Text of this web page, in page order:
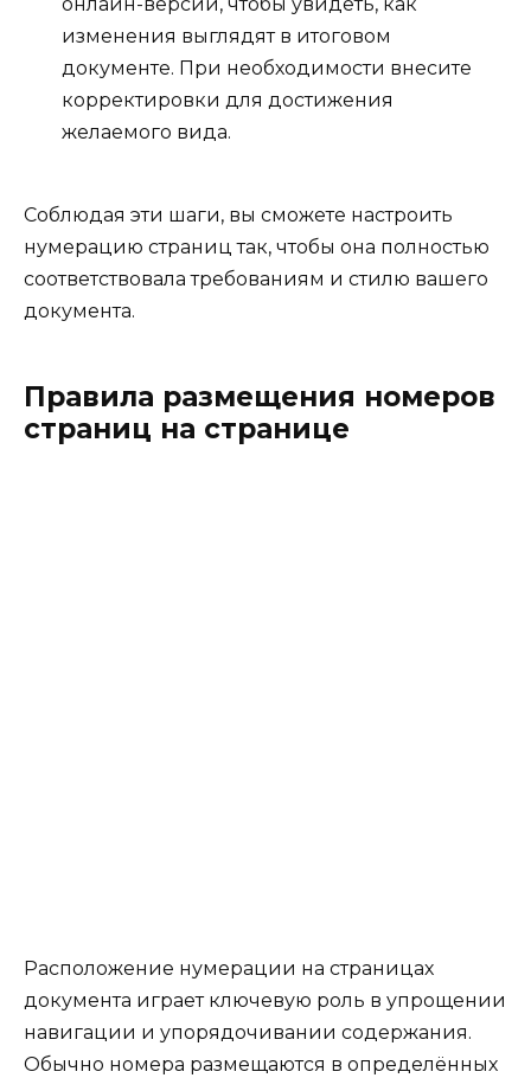
изменения выглядят в итоговом
документе. При необходимости внесите
корректировки для достижения
желаемого вида.
Соблюдая эти шаги, вы сможете настроить
нумерацию страниц так, чтобы она полностью
соответствовала требованиям и стилю вашего
документа.
Правила размещения номеров
страниц на странице
Расположение нумерации на страницах
документа играет ключевую роль в упрощении
навигации и упорядочивании содержания.
Обычно номера размещаются в определённых